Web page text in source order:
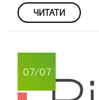
ЧИТАТИ
07/07